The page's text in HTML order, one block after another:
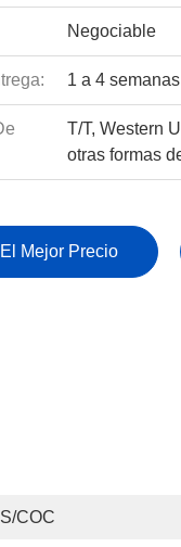
Negociable
1 a 4 semanas
T/T, Western
otras formas
Mejor Precio
COC